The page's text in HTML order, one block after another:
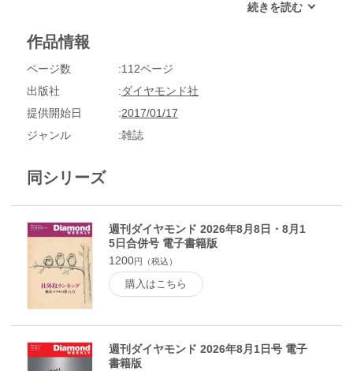
●目次１●目次２ ●Ｎｅｗｓ Ｃｌｏｓｅ Ｕｐ 東芝米原発で
ｓｅ Ｕｐ 三陽商会が突如トップ交代 現場で溜息がもう漏
力」で勝負●Ｎｅｗｓ Ｉｎｓｉｄｅ ガス 火蓋切られた“光
熱費”争奪戦 価格競争でガス劣勢は不可避か●Ｎｅｗｓ Ｉｎ
ぐ”年になるか●Ｎｅｗｓ Ｉｎｓｉｄｅ Ｍ＆Ａ 30年越しで
鬼門の改革に着手 旭硝子がバイオ医薬品で勝負●Ｎｅｗｓ
前途多難●Ｗｏｒｌｄ Ｓｃｏｐｅ ｆｒｏｍ 欧州●Ｗｏｒ
透視眼鏡●Ｍａｒｋｅｔ 金融市場 異論百出 ●Ｄａｔａ 数
字は語る 11.7 米国の18～48歳の平均経験職数●【特集】
仕事・勉強に効く「集中力」●大人のための最先端理科●カラ
ダご医見番 ライフスタイル編●深堀圭一郎のゴルフIQを高め
よう！●Key Wordで世界を読む 牧野洋●新日本酒紀行●夢の
狭間で 横尾弘一●Ｂｏｏｋ Ｒｅｖｉｅｗｓ 知を磨く読書
●Ｂｏｏｋ Ｒｅｖｉｅｗｓ 私の「イチオシ収穫本」●Ｂｏ
ｏｋ Ｒｅｖｉｅｗｓ 目利きのお気に入り●Ｂｏｏｋ Ｒｅ
ｖｉｅｗｓ オフタイムの楽しみ●シンドローム ハゲタカ5●
【特集2】 H.I.S.の野望●財務で会社を読む 東京ガス●もの
つくるひと●野口悠紀雄 「超」整理日記●永田町ライヴ！後
作品情報
ページ数
112ページ
出版社
ダイヤモンド社
提供開始日
2017/01/17
ジャンル
雑誌
同シリーズ
週刊ダイヤモンド 2026年8月8日・8月1
5日合併号 電子書籍版
1200円（税込）
購入はこちら
週刊ダイヤモンド 2026年8月1日号 電子
書籍版